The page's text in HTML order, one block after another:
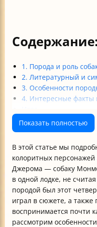
Содержание:
1. Порода и роль
2. Литературный и
3. Особенности
4. Интересные
Показать полностью
В этой статье мы
колоритных
Джерома — собаку
в одной лодке, не
породой был этот
играл в сюжете, а
воспринимается почти
рассмотрим